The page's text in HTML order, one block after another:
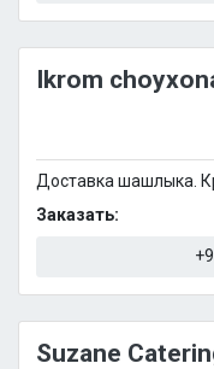
Ikrom
Доставка шашлыка.
Заказать:
Suzane